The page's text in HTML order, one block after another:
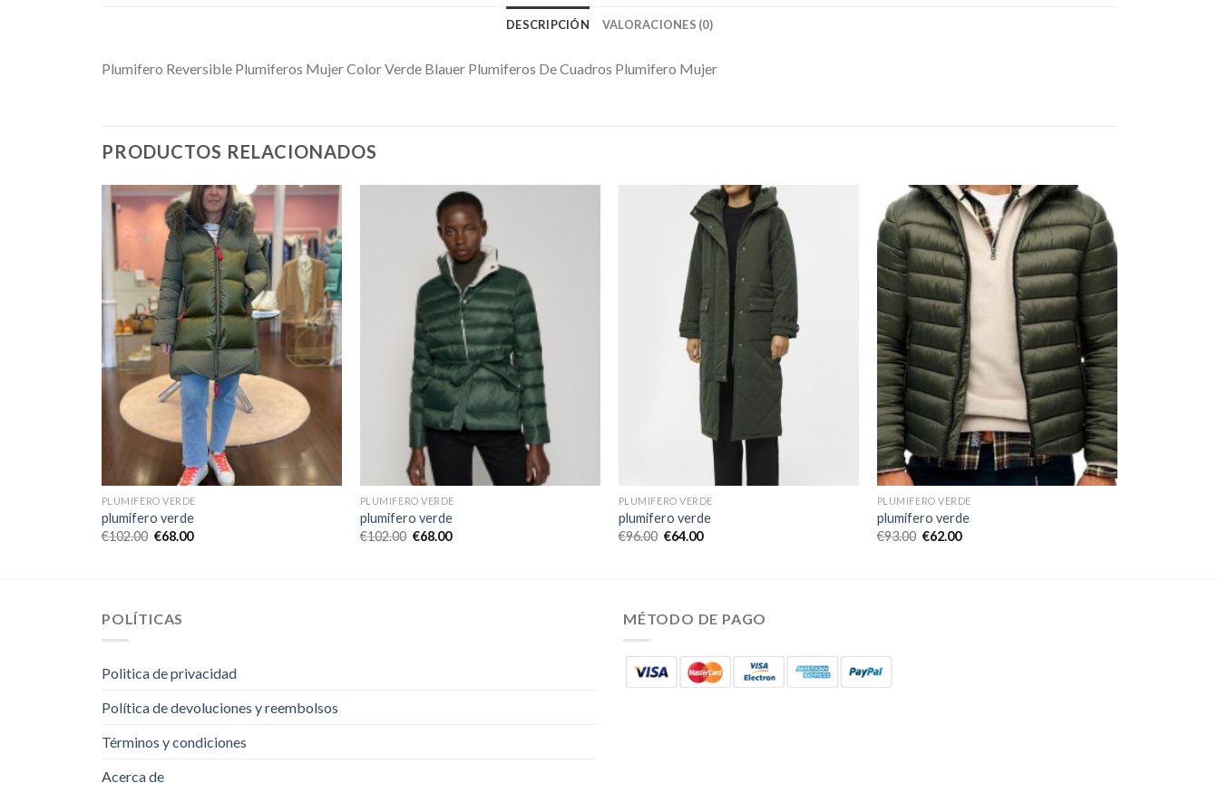
DESCRIPCIÓN VALORACIONES (0)
Plumifero Reversible Plumiferos Mujer Color Verde Blauer Plumiferos De Cuadros Plumifero Mujer
PRODUCTOS RELACIONADOS
PLUMIFERO VERDE
plumifero verde
€102.00 €68.00
PLUMIFERO VERDE
plumifero verde
€102.00 €68.00
PLUMIFERO VERDE
plumifero verde
€96.00 €64.00
PLUMIFERO VERDE
plumifero verde
€93.00 €62.00
POLÍTICAS
Politica de privacidad
Política de devoluciones y reembolsos
Términos y condiciones
Acerca de
MÉTODO DE PAGO